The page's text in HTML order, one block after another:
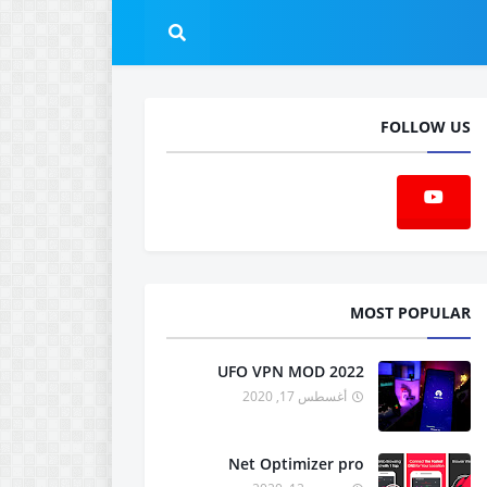
FOLLOW US
MOST POPULAR
UFO VPN MOD 2022
أغسطس 17, 2020
Net Optimizer pro